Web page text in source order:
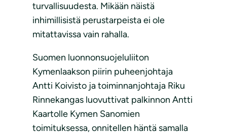
turvallisuudesta. Mikään näistä
inhimillisistä perustarpeista ei ole
mitattavissa vain rahalla.
Suomen luonnonsuojeluliiton
Kymenlaakson piirin puheenjohtaja
Antti Koivisto ja toiminnanjohtaja Riku
Rinnekangas luovuttivat palkinnon Antti
Kaartolle Kymen Sanomien
toimituksessa, onnitellen häntä samalla